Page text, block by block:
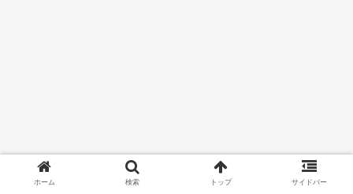
ホーム 検索 トップ サイドバー